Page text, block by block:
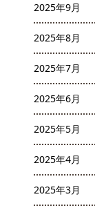
2025年9月
2025年8月
2025年7月
2025年6月
2025年5月
2025年4月
2025年3月